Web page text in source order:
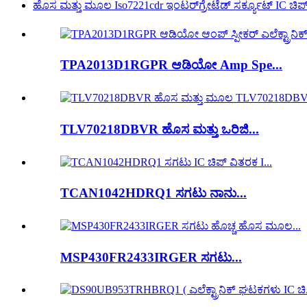
ಹೊಸ ಮತ್ತು ಮೂಲ Iso7221cdr ಇಂಟರ್‌ಗ್ರೇಟೆಡ್ ಸರ್ಕ್ಯೂಟ್ IC
TPA2013D1RGPR ಆಡಿಯೋ Amp Spe...
TLV70218DBVR ಹೊಸ ಮತ್ತು ಒರಿಜಿ...
TCAN1042HDRQ1 ಸಗಟು ನಾನು...
MSP430FR2433IRGER ಸಗಟು...